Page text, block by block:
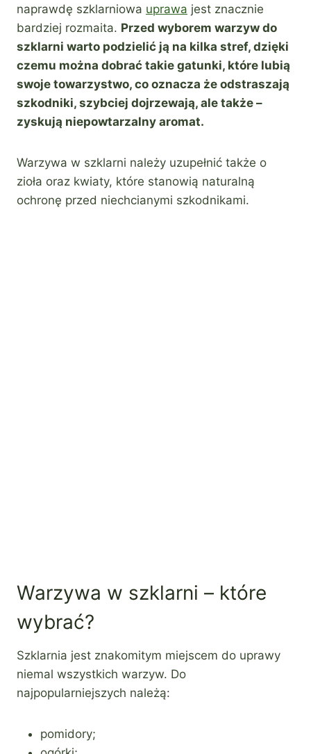
naprawdę szklarniowa uprawa jest znacznie
bardziej rozmaita. Przed wyborem warzyw do
szklarni warto podzielić ją na kilka stref, dzięki
czemu można dobrać takie gatunki, które lubią
swoje towarzystwo, co oznacza że odstraszają
szkodniki, szybciej dojrzewają, ale także –
zyskują niepowtarzalny aromat.
Warzywa w szklarni należy uzupełnić także o
zioła oraz kwiaty, które stanowią naturalną
ochronę przed niechcianymi szkodnikami.
Warzywa w szklarni – które
wybrać?
Szklarnia jest znakomitym miejscem do uprawy
niemal wszystkich warzyw. Do
najpopularniejszych należą:
pomidory;